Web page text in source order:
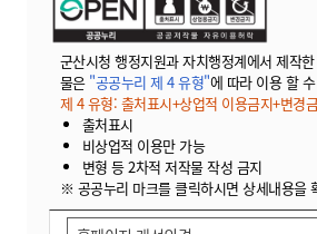
군산시청 행정지원과 자치행정계에서 제작한
물은 "공공누리 제 4 유형"에 따라 이용 할
제 4 유형: 출처표시+상업적 이용금지+변경
출처표시
비상업적 이용만 가능
변형 등 2차적 저작물 작성 금지
※ 공공누리 마크를 클릭하시면 상세내용을